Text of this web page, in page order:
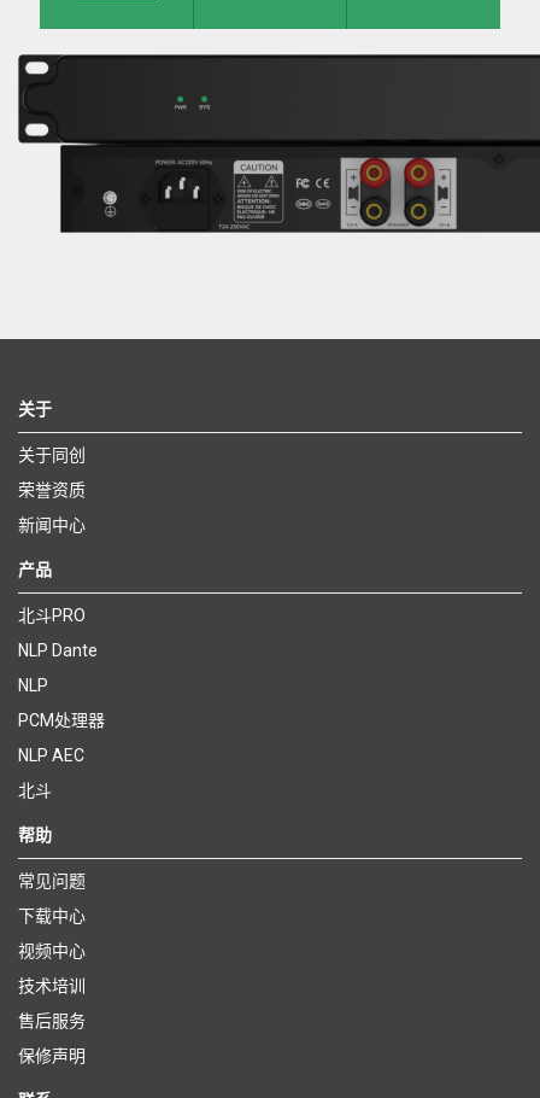
关于
关于同创
荣誉资质
新闻中心
产品
北斗PRO
NLP Dante
NLP
PCM处理器
NLP AEC
北斗
帮助
常见问题
下载中心
视频中心
技术培训
售后服务
保修声明